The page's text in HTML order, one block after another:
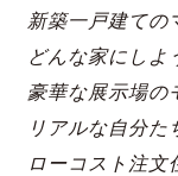
新築一戸建ての
どんな家にしよ
豪華な展示場の
リアルな自分
ローコスト注文